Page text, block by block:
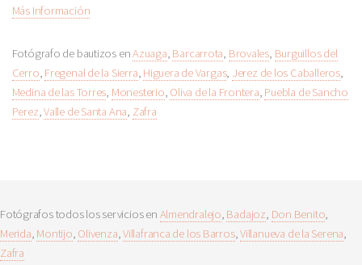
Más Información
Fotógrafo de bautizos enAzuaga, Barcarrota, Brovales, Burguillos del
Cerro, Fregenal de la Sierra, Higuera de Vargas, Jerez de los Caballeros,
Medina de las Torres, Monesterio, Oliva de la Frontera, Puebla de Sancho
Perez,Valle de Santa Ana, Zafra
Fotógrafos todos los servicios en Almendralejo, Badajoz, Don Benito,
Merida, Montijo, Olivenza,Villafranca de los Barros,Villanueva de la Serena,
Zafra